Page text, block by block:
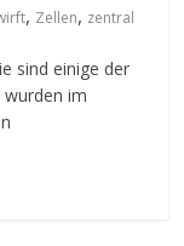
, Zellen, zentral
sind einige der
wurden im